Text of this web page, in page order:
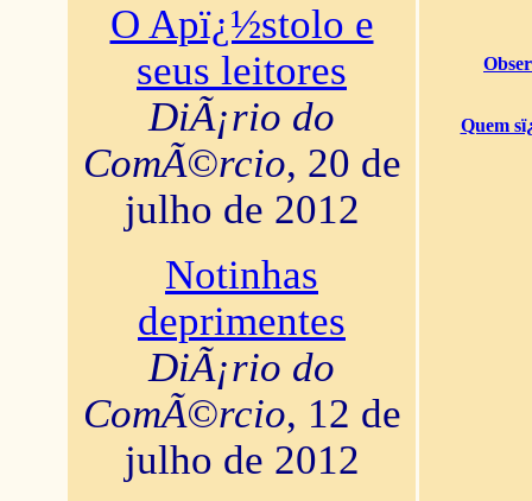
O Apï¿½stolo e
seus leitores
DiÃ¡rio do
ComÃ©rcio, 20 de
julho de 2012
Notinhas
deprimentes
DiÃ¡rio do
ComÃ©rcio, 12 de
julho de 2012
Quem